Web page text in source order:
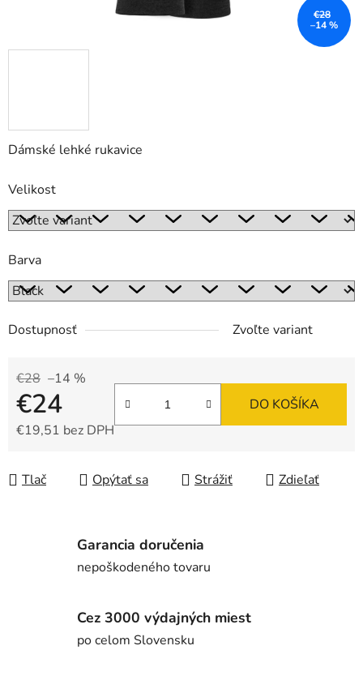
Dámské lehké rukavice
Velikost
Barva
Dostupnosť Zvoľte variant
€28 –14 %
€24
€19,51 bez DPH
DO KOŠÍKA
Tlač Opýtať sa Strážiť Zdieľať
€28
–14 %
Garancia doručenia
nepoškodeného tovaru
Cez 3000 výdajných miest
po celom Slovensku